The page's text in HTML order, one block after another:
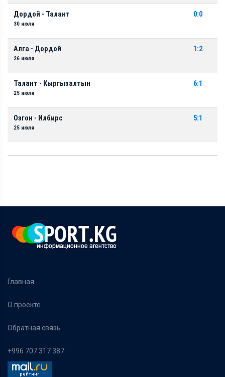
Дордой - Талант
30 июля
0:0
Алга - Дордой
26 июля
1:2
Талант - Кыргызалтын
25 июля
6:1
Озгон - Илбирс
25 июля
5:1
Главная
О проекте
Обратная связь
+996 707 317 387